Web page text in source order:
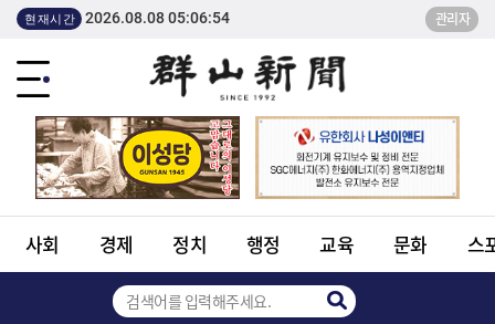
현재시간 2026.08.08 05:06:54 관리자
사회 경제 정치 행정 교육 문화 스